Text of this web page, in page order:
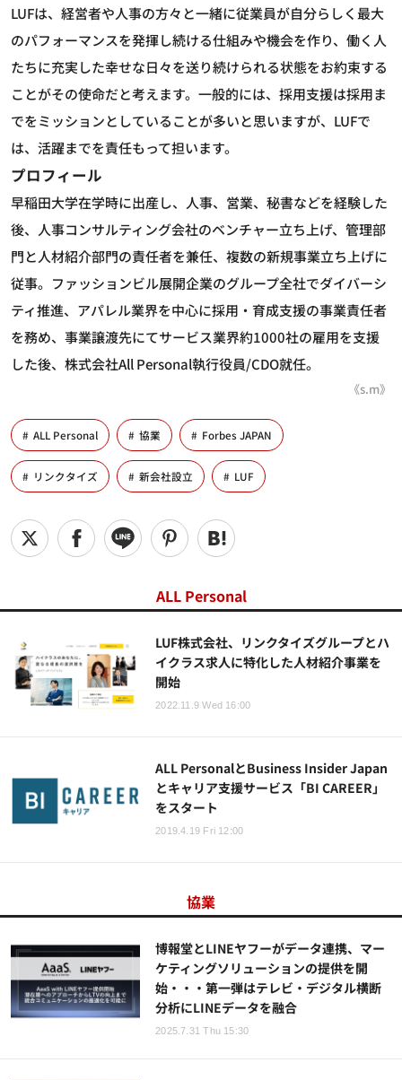
LUFは、経営者や人事の方々と一緒に従業員が自分らしく最大
のパフォーマンスを発揮し続ける仕組みや機会を作り、働く人
たちに充実した幸せな日々を送り続けられる状態をお約束する
ことがその使命だと考えます。一般的には、採用支援は採用ま
でをミッションとしていることが多いと思いますが、LUFで
は、活躍までを責任もって担います。
プロフィール
早稲田大学在学時に出産し、人事、営業、秘書などを経験した
後、人事コンサルティング会社のベンチャー立ち上げ、管理部
門と人材紹介部門の責任者を兼任、複数の新規事業立ち上げに
従事。ファッションビル展開企業のグループ全社でダイバーシ
ティ推進、アパレル業界を中心に採用・育成支援の事業責任者
を務め、事業譲渡先にてサービス業界約1000社の雇用を支援
した後、株式会社All Personal執行役員/CDO就任。
《s.m》
ALL Personal 協業 Forbes JAPAN
リンクタイズ 新会社設立 LUF
ALL Personal
LUF株式会社、リンクタイズグループとハ
イクラス求人に特化した人材紹介事業を
開始
2022.11.9 Wed 16:00
ALL PersonalとBusiness Insider Japan
とキャリア支援サービス「BI CAREER」
をスタート
2019.4.19 Fri 12:00
協業
博報堂とLINEヤフーがデータ連携、マー
ケティングソリューションの提供を開
始・・・第一弾はテレビ・デジタル横断
分析にLINEデータを融合
2025.7.31 Thu 15:30